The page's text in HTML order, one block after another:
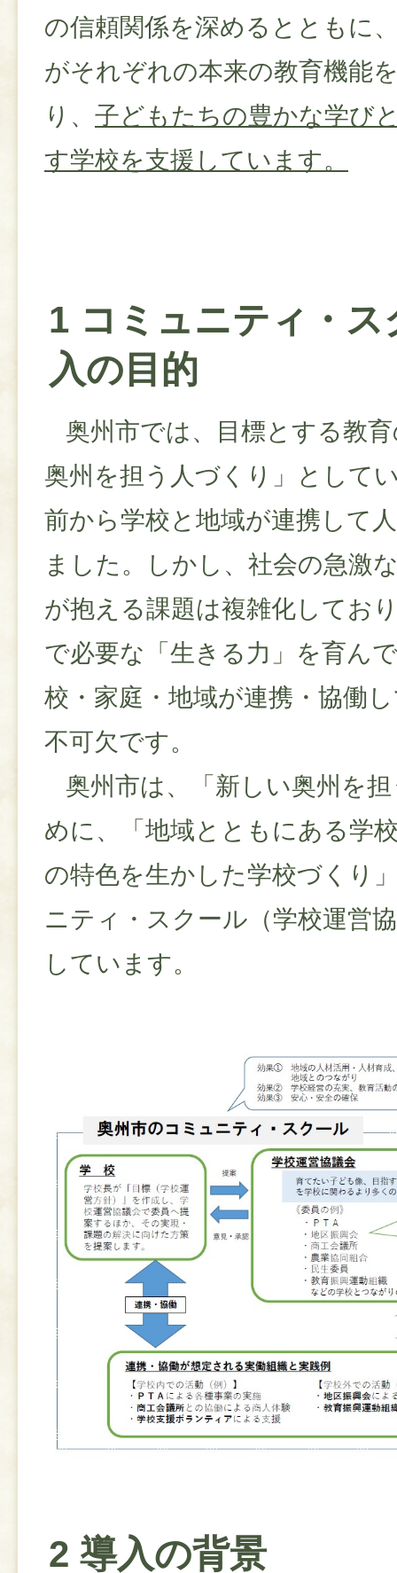
の信頼関係を深めるとともに
がそれぞれの本来の教育機能
り、 子どもたちの豊かな学び
す学校を支援しています。
1 コミュニティ・ス
入の目的
奥州市では、目標とする教
奥州を担う人づくり」として
前から学校と地域が連携して
ました。しかし、社会の急激
が抱える課題は複雑化してお
で必要な「生きる力」を育ん
校・家庭・地域が連携・協働
不可欠です。
奥州市は、「新しい奥州を
めに、「地域とともにある学
の特色を生かした学校づくり
ニティ・スクール（学校運営
しています。
2 導入の背景